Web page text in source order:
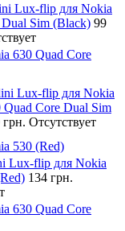
Lux-flip для Nokia
Sim (Black) 99
630 Quad Core
Lux-flip для Nokia
Quad Core Dual Sim
грн. Отсутствует
530 (Red)
Lux-flip для Nokia
134 грн.
630 Quad Core